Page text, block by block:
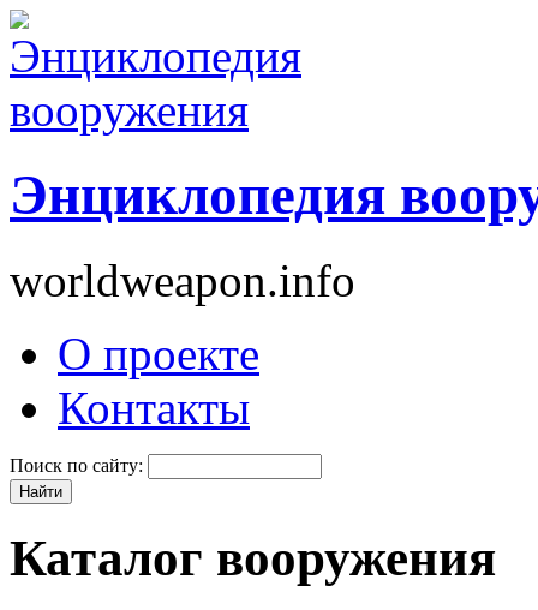
Энциклопедия
worldweapon.info
О проекте
Контакты
Поиск по сайту:
Каталог вооружения